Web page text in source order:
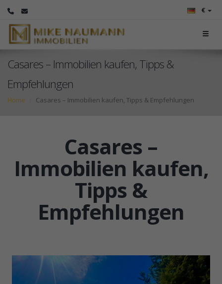
€
Casares – Immobilien kaufen, Tipps &
Empfehlungen
Home Casares – Immobilien kaufen, Tipps & Empfehlungen
Casares –
Immobilien kaufen,
Tipps &
Empfehlungen